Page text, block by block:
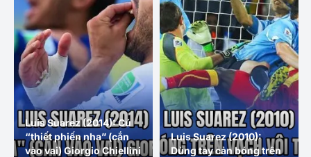
Luis Suarez (2014): Cú
“thiết phiến nha” (cắn
vào vai) Giorgio Chiellini
Luis Suarez (2010):
Dùng tay cản bóng trên